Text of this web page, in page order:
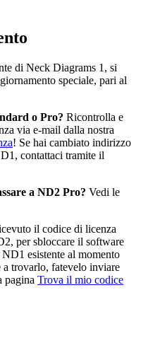
di Neck Diagrams 1, si
speciale, pari al
o Pro? Ricontrolla e
via e-mail dalla nostra
! Se hai cambiato indirizzo
contattaci tramite il
a ND2 Pro? Vedi le
il codice di licenza
per sbloccare il software
esistente al momento
a trovarlo, fatevelo inviare
pagina Trova il mio codice